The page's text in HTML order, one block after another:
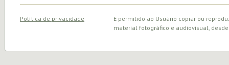
Política de privacidade
É permitido ao Usuário copiar ou
material fotográfico e audiovisual,